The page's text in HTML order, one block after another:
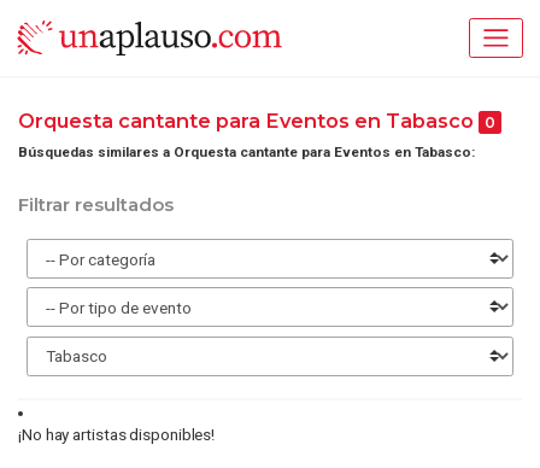
Orquesta cantante para Eventos en Tabasco 0
Búsquedas similares a Orquesta cantante para Eventos en Tabasco:
Filtrar resultados
¡No hay artistas disponibles!